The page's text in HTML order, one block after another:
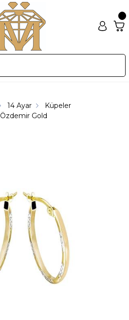
14 Ayar
Küpeler
Özdemir Gold